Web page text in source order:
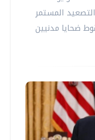
المستمر
ضحايا مدنيين